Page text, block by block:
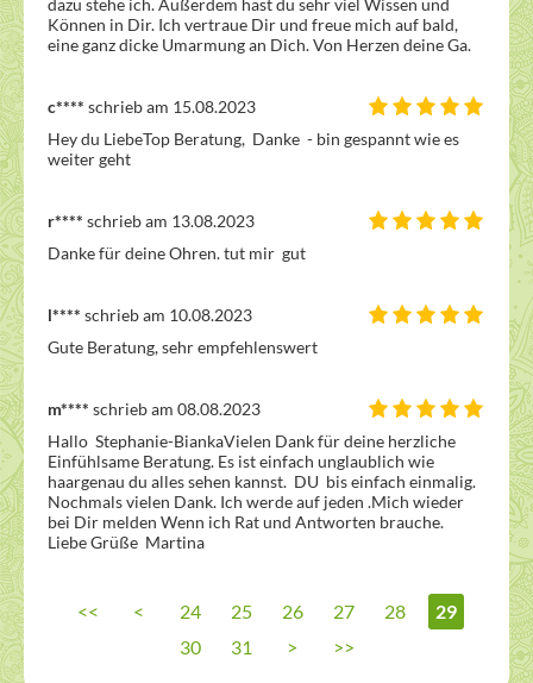
dazu stehe ich. Außerdem hast du sehr viel Wissen und
Können in Dir. Ich vertraue Dir und freue mich auf bald,
eine ganz dicke Umarmung an Dich. Von Herzen deine Ga.
c**** schrieb am 15.08.2023
Hey du LiebeTop Beratung,  Danke  - bin gespannt wie es
weiter geht
r**** schrieb am 13.08.2023
Danke für deine Ohren. tut mir  gut
l**** schrieb am 10.08.2023
Gute Beratung, sehr empfehlenswert
m**** schrieb am 08.08.2023
Hallo  Stephanie-BiankaVielen Dank für deine herzliche
Einfühlsame Beratung. Es ist einfach unglaublich wie
haargenau du alles sehen kannst.  DU  bis einfach einmalig.
Nochmals vielen Dank. Ich werde auf jeden .Mich wieder
bei Dir melden Wenn ich Rat und Antworten brauche.
Liebe Grüße  Martina
<< < 24 25 26 27 28
29
30
31 > >>